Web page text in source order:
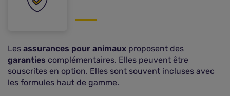
Les assurances pour animaux proposent des
garanties complémentaires. Elles peuvent être
souscrites en option. Elles sont souvent incluses avec
les formules haut de gamme.